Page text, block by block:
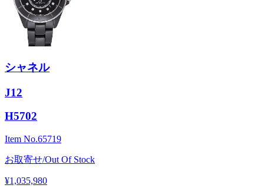
シャネル
J12
H5702
Item No.65719
お取寄せ/Out Of Stock
¥1,035,980